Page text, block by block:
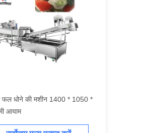
फल धोने की मशीन 1400 * 1050 *
आयाम